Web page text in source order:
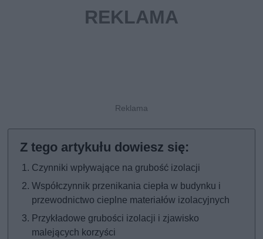
Czynniki wpływające na grubość izolacji
Współczynnik przenikania ciepła w budynku i
przewodnictwo cieplne materiałów izolacyjnych
Przykładowe grubości izolacji i zjawisko
malejących korzyści